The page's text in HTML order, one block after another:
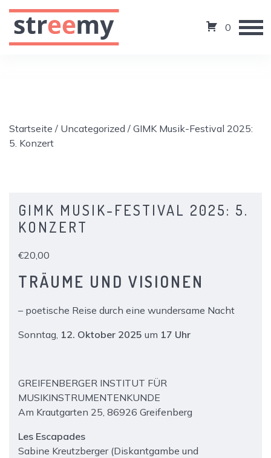
0
Startseite / Uncategorized / GIMK Musik-Festival 2025:
5. Konzert
GIMK MUSIK-FESTIVAL 2025: 5.
KONZERT
€20,00
TRÄUME UND VISIONEN
– poetische Reise durch eine wundersame Nacht
Sonntag, 12. Oktober 2025 um 17 Uhr
GREIFENBERGER INSTITUT FÜR
MUSIKINSTRUMENTENKUNDE
Am Krautgarten 25, 86926 Greifenberg
Les Escapades
Sabine Kreutzberger (Diskantgambe und